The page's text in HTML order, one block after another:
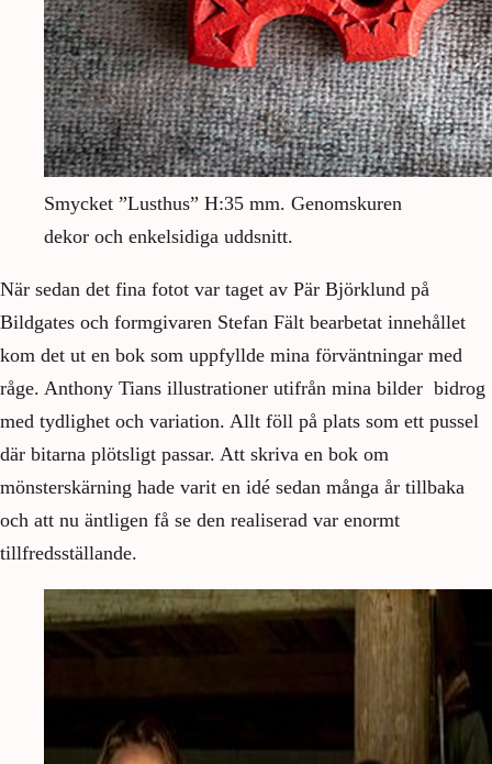
Smycket ”Lusthus” H:35 mm. Genomskuren
dekor och enkelsidiga uddsnitt.
När sedan det fina fotot var taget av Pär Björklund på
Bildgates och formgivaren Stefan Fält bearbetat innehållet
kom det ut en bok som uppfyllde mina förväntningar med
råge. Anthony Tians illustrationer utifrån mina bilder bidrog
med tydlighet och variation. Allt föll på plats som ett pussel
där bitarna plötsligt passar. Att skriva en bok om
mönsterskärning hade varit en idé sedan många år tillbaka
och att nu äntligen få se den realiserad var enormt
tillfredsställande.